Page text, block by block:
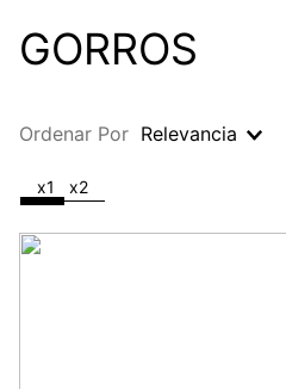
GORROS
Ordenar Por Relevancia
x1 x2